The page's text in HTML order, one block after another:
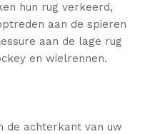
hun rug verkeerd,
aan de spieren
aan de lage rug
en wielrennen.
de achterkant van uw